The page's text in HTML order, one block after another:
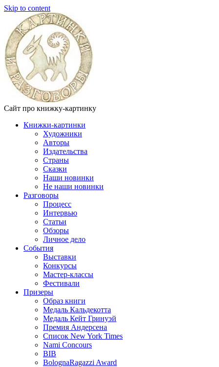
Skip to content
Сайт про книжку-картинку
Книжки-картинки
Художники
Авторы
Издательства
Страны
Сказки
Наши новинки
Не наши новинки
Разговоры
Процесс
Интервью
Статьи
Обзоры
Личное дело
События
Выставки
Конкурсы
Мастер-классы
Фестивали
Призеры
Образ книги
Медаль Кальдекотта
Медаль Кейт Гринуэй
Премия Андерсена
Список New York Times
Nami Concours
BIB
BolognaRagazzi Award